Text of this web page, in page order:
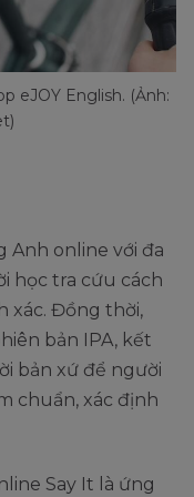
eJOY English. (Ảnh:
Anh online với đa
học tra cứu cách
xác. Đồng thời,
bản IPA, kết
bản xứ để người
chuẩn, xác định
Say It là ứng